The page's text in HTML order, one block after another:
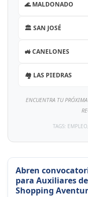
🌊 MALDONADO
🏛️ SAN JOSÉ
🚜 CANELONES
🏘️ LAS PIEDRAS
ENCUENTRA TU
TAGS:
Abren
para Auxiliares
Shopping